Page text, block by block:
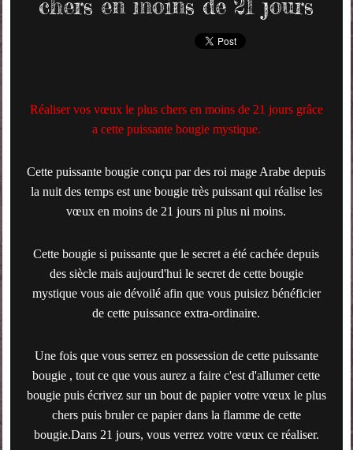
chers en moins de 21 jours
Réaliser vos vœux le plus chers en moins de 21 jours grâce
a cette puissante bougie mystique.
Cette puissante bougie conçu par des roi mage Arabe depuis
la nuit des temps est une bougie très puissant qui réalise les
vœux en moins de 21 jours ni plus ni moins.
Cette bougie si puissante que le secret a été cachée depuis
des siècle mais aujourd'hui le secret de cette bougie
mystique vous aie dévoilé afin que vous puisiez bénéficier
de cette puissance extra-ordinaire.
Une fois que vous serrez en possession de cette puissante
bougie , tout ce que vous aurez a faire c'est d'allumer cette
bougie puis écrivez sur un bout de papier votre vœux le plus
chers puis bruler ce papier dans la flamme de cette
bougie.Dans 21 jours, vous verrez votre vœux ce réaliser.